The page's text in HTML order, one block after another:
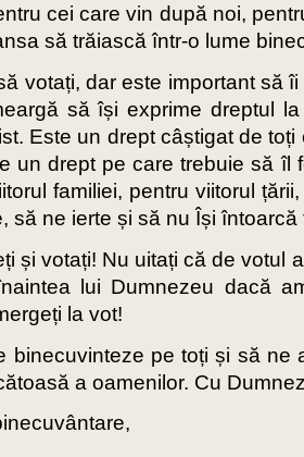
cei care vin după noi,
să trăiască într-o lume
votați, dar este important să
să își exprime dreptul
Este un drept câștigat de
un drept pe care trebuie să îl
familiei, pentru viitorul
să ne ierte și să nu Își întoarcă
și votați! Nu uitați că de votul
lui Dumnezeu dacă
la vot!
binecuvinteze pe toți și să
a oamenilor. Cu